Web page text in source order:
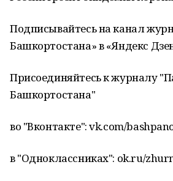
Подписывайтесь на канал
Башкортостана» в «Яндекс
Присоединяйтесь к журналу
Башкортостана"
во "Вконтакте": vk.com/
в "Одноклассниках": ok.ru/